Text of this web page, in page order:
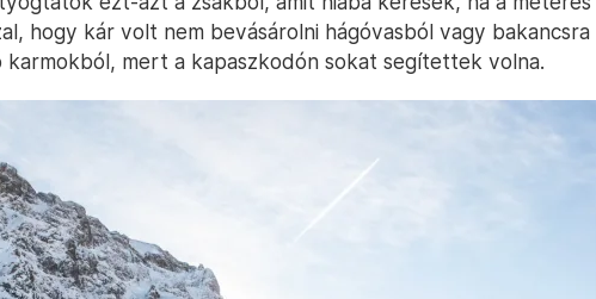
hogy kár volt nem bevásárolni hágóvasból vagy bakancsra
karmokból, mert a kapaszkodón sokat segítettek volna.